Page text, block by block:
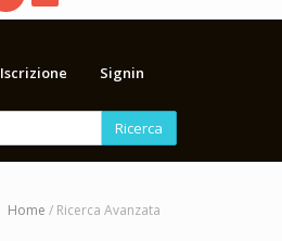
Iscrizione Signin
Ricerca
Home / Ricerca Avanzata